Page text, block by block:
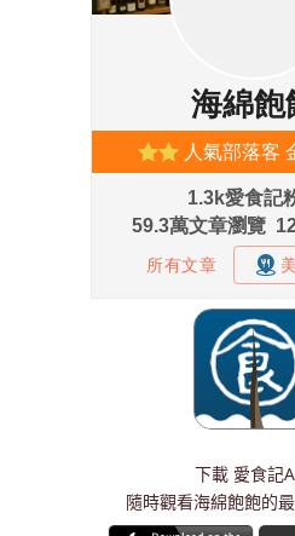
下載 愛食記
隨時觀看海綿飽飽的